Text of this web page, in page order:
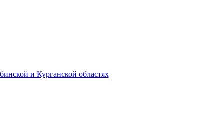
и Курганской областях